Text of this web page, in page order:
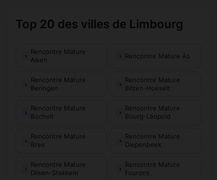
Top 20 des villes de Limbourg
Rencontre Mature
Alken
Rencontre Mature As
Rencontre Mature
Beringen
Rencontre Mature
Bilzen-Hoeselt
Rencontre Mature
Bocholt
Rencontre Mature
Bourg-Léopold
Rencontre Mature
Bree
Rencontre Mature
Diepenbeek
Rencontre Mature
Dilsen-Stokkem
Rencontre Mature
Fourons